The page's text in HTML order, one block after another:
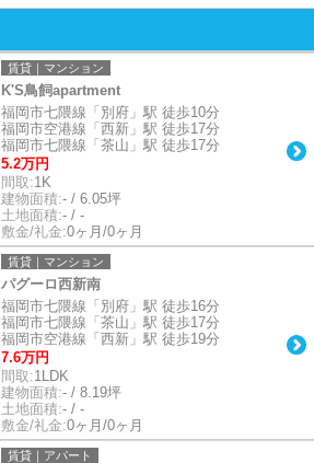
賃貸｜マンション
K'S鳥飼apartment
福岡市七隈線「別府」駅 徒歩10分
福岡市空港線「西新」駅 徒歩17分
福岡市七隈線「茶山」駅 徒歩17分
5.2万円
間取:1K
建物面積:- / 6.05坪
土地面積:- / -
敷金/礼金:0ヶ月/0ヶ月
賃貸｜マンション
パグーロ西新南
福岡市七隈線「別府」駅 徒歩16分
福岡市七隈線「茶山」駅 徒歩17分
福岡市空港線「西新」駅 徒歩19分
7.6万円
間取:1LDK
建物面積:- / 8.19坪
土地面積:- / -
敷金/礼金:0ヶ月/0ヶ月
賃貸｜アパート